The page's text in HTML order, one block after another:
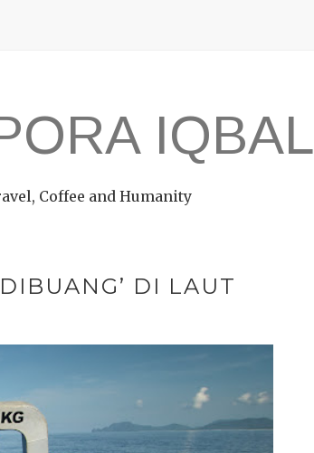
IQBAL
Coffee and Humanity
DI LAUT